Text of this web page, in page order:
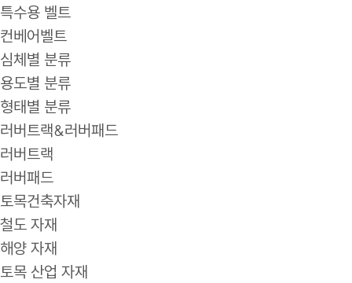
특수용 벨트
컨베어벨트
심체별 분류
용도별 분류
형태별 분류
러버트랙&러버패드
러버트랙
러버패드
토목건축자재
철도 자재
해양 자재
토목 산업 자재